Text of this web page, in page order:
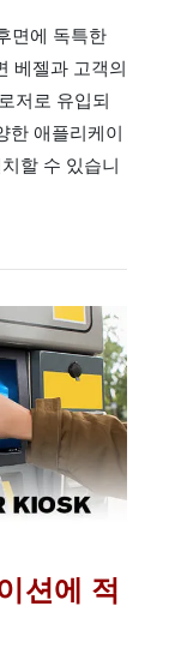
면에 독특한
베젤과 고객의
저로 유입되
한 애플리케이
할 수 있습니
션에 적